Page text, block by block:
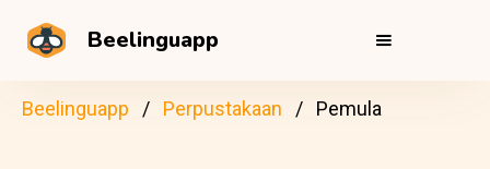
Beelinguapp
Beelinguapp Perpustakaan Pemula